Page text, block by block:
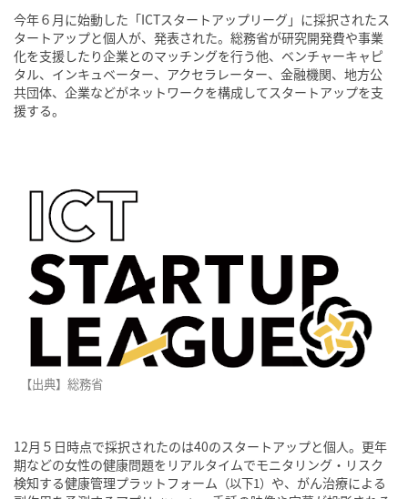
今年６月に始動した「ICTスタートアップリーグ」に採択されたス
タートアップと個人が、発表された。総務省が研究開発費や事業
化を支援したり企業とのマッチングを行う他、ベンチャーキャピ
タル、インキュベーター、アクセラレーター、金融機関、地方公
共団体、企業などがネットワークを構成してスタートアップを支
援する。
【出典】総務省
12月５日時点で採択されたのは40のスタートアップと個人。更年
期などの女性の健康問題をリアルタイムでモニタリング・リスク
検知する健康管理プラットフォーム （以下1） や、がん治療による